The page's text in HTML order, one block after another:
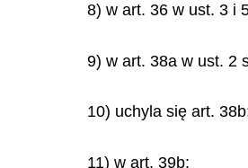
8) w art. 36 w ust. 3 i
9) w art. 38a w ust. 2
10) uchyla się art.
11) w art. 39b: